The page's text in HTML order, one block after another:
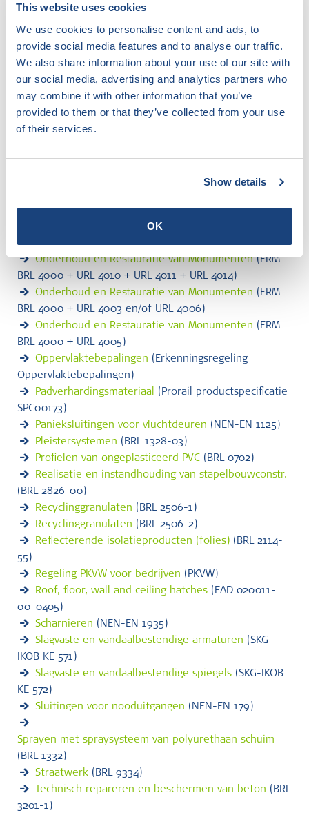
This website uses cookies
We use cookies to personalise content and ads, to
provide social media features and to analyse our traffic.
We also share information about your use of our site with
our social media, advertising and analytics partners who
may combine it with other information that you’ve
provided to them or that they’ve collected from your use
of their services.
Show details
OK
Metselbaksteen (Metselsteen)
Montage van houtachtige dakconstructies(URL
0802-0101)
Montage van kunststof gevelelementen(BRL 0709)
Mortels voor metselwerk (NEN-EN 998-2)
Mortels voor metselwerk(BRL 1905)
MVO Maatschappelijk Verantwoord Ondernemen
(Bouwen aan MVO)
(BRL 1001)
(BRL 1003)
340309-00-0305)
Omgekeerd daksysteem met isolatieplaten van XPS
(BRL 4710)
Onderhoud en Restauratie van Monumenten(ERM
BRL 4000 + URL 4010 + URL 4011 + URL 4014)
Onderhoud en Restauratie van Monumenten (ERM
BRL 4000 + URL 4003 en/of URL 4006)
Onderhoud en Restauratie van Monumenten (ERM
BRL 4000 + URL 4005)
Oppervlaktebepalingen (Erkenningsregeling
Oppervlaktebepalingen)
Padverhardingsmateriaal (Prorail productspecificatie
SPC00173)
Panieksluitingen voor vluchtdeuren (NEN-EN 1125)
Pleistersystemen (BRL 1328-03)
Profielen van ongeplasticeerd PVC (BRL 0702)
Realisatie en instandhouding van stapelbouwconstr.
(BRL 2826-00)
Recyclinggranulaten (BRL 2506-1)
Recyclinggranulaten (BRL 2506-2)
Reflecterende isolatieproducten (folies) (BRL 2114-
55)
Regeling PKVW voor bedrijven (PKVW)
Roof, floor, wall and ceiling hatches (EAD 020011-
00-0405)
Scharnieren (NEN-EN 1935)
Slagvaste en vandaalbestendige armaturen (SKG-
IKOB KE 571)
Slagvaste en vandaalbestendige spiegels (SKG-IKOB
KE 572)
Sluitingen voor nooduitgangen (NEN-EN 179)
Sprayen met spraysysteem van polyurethaan schuim
(BRL 1332)
Straatwerk (BRL 9334)
Technisch repareren en beschermen van beton (BRL
3201-1)